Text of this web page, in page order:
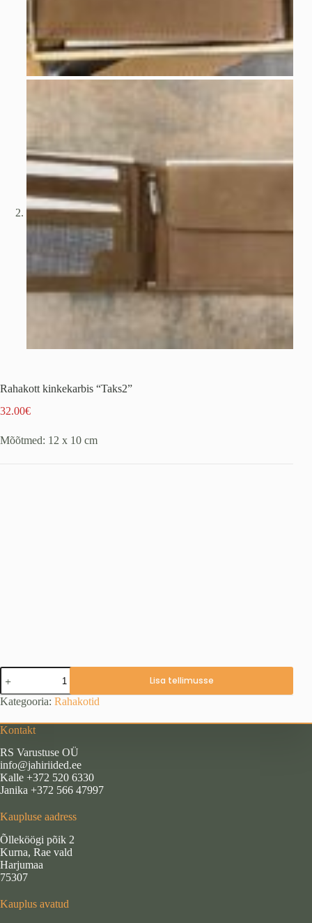
Rahakott kinkekarbis “Taks2”
32.00€
Mõõtmed: 12 x 10 cm
Rahakott
kinkekarbis
"Taks2"
kogus
Lisa tellimusse
Kategooria: Rahakotid
Kontakt
RS Varustuse OÜ
info@jahiriided.ee
Kalle +372 520 6330
Janika +372 566 47997
Kaupluse aadress
Õlleköögi põik 2
Kurna, Rae vald
Harjumaa
75307
Kauplus avatud